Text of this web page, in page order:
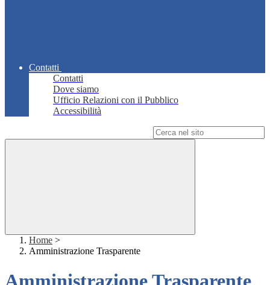
Contatti
Contatti
Dove siamo
Ufficio Relazioni con il Pubblico
Accessibilità
Home >
Amministrazione Trasparente
Amministrazione Trasparente